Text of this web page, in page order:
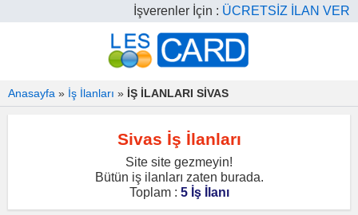
İşverenler İçin : ÜCRETSİZ İLAN VER
Anasayfa » İş İlanları » İŞ İLANLARI SİVAS
Sivas İş İlanları
Site site gezmeyin!
Bütün iş ilanları zaten burada.
Toplam : 5 İş İlanı